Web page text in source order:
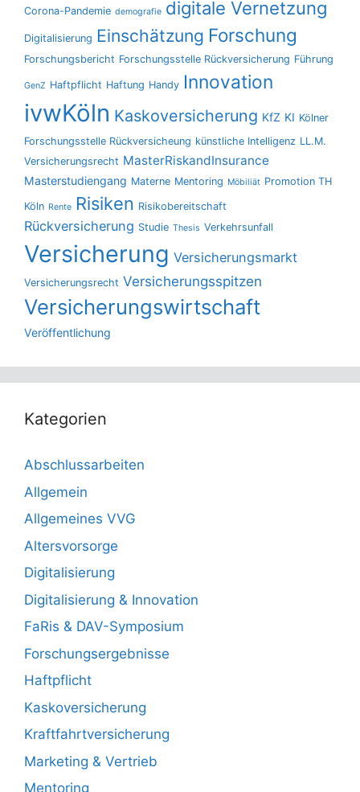
Corona-Pandemie demografie digitale Vernetzung
Digitalisierung Einschätzung Forschung
Forschungsbericht Forschungsstelle Rückversicherung Führung
GenZ Haftpflicht Haftung Handy Innovation
ivwKöln Kaskoversicherung KfZ KI Kölner
Forschungsstelle Rückversicheung künstliche Intelligenz LL.M.
Versicherungsrecht MasterRiskandInsurance
Masterstudiengang Materne Mentoring Möbiliät Promotion TH
Köln Rente Risiken Risikobereitschaft
Rückversicherung Studie Thesis Verkehrsunfall
Versicherung Versicherungsmarkt
Versicherungsrecht Versicherungsspitzen
Versicherungswirtschaft
Veröffentlichung
Kategorien
Abschlussarbeiten
Allgemein
Allgemeines VVG
Altersvorsorge
Digitalisierung
Digitalisierung & Innovation
FaRis & DAV-Symposium
Forschungsergebnisse
Haftpflicht
Kaskoversicherung
Kraftfahrtversicherung
Marketing & Vertrieb
Mentoring